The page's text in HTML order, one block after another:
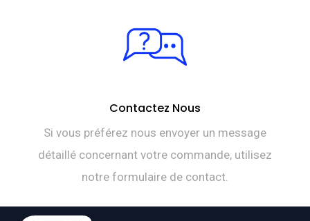
Contactez Nous
Si vous préférez nous envoyer un message
détaillé concernant votre commande, utilisez
notre formulaire de contact.